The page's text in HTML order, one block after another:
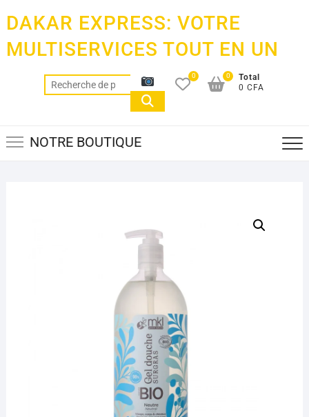
content
DAKAR EXPRESS: VOTRE
MULTISERVICES TOUT EN UN
Recherche
pour :
0
Total
0 CFA
0
NOTRE BOUTIQUE